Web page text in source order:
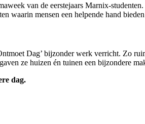
van de eerstejaars Marnix-
waarin mensen een helpende hand
Dag’ bijzonder werk verricht. Zo
ze huizen én tuinen een bijzondere
dag.